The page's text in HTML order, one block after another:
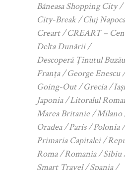
Băneasa Shopping City
City-Break
Cluj Napoca
Creart
CREART –
Delta Dunării
Descoperă Ținutul
Franța
George Enescu
Going-Out
Grecia Iași
Japonia
Litoralul
Marea Britanie
Milano
Oradea
Paris Polonia
Primaria Capitalei
Roma
Romania Sibiu
Smart Travel
Spania